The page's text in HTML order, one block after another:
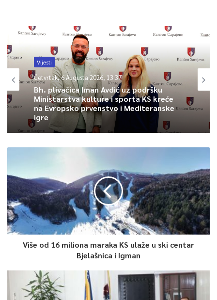
Vijesti
Četvrtak, 6 Augusta 2026, 13:37
Bh. plivačica Iman Avdić uz podršku
Ministarstva kulture i sporta KS kreće
na Evropsko prvenstvo i Mediteranske
igre
Više od 16 miliona maraka KS ulaže u ski centar
Bjelašnica i Igman